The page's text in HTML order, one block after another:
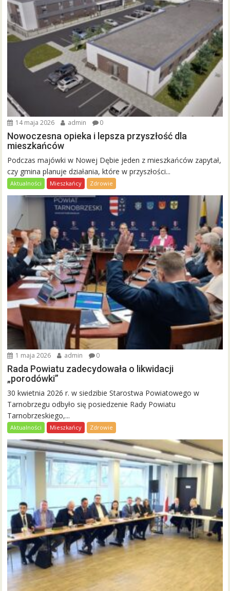
14 maja 2026 admin 0
Nowoczesna opieka i lepsza przyszłość dla
mieszkańców
Podczas majówki w Nowej Dębie jeden z mieszkańców zapytał,
czy gmina planuje działania, które w przyszłości...
Aktualności Mieszkańcy Zdrowie
1 maja 2026 admin 0
Rada Powiatu zadecydowała o likwidacji
„porodówki”
30 kwietnia 2026 r. w siedzibie Starostwa Powiatowego w
Tarnobrzegu odbyło się posiedzenie Rady Powiatu
Tarnobrzeskiego,...
Aktualności Mieszkańcy Zdrowie